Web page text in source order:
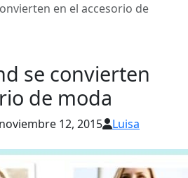
en el accesorio de
se convierten
de moda
noviembre 12, 2015
Luisa